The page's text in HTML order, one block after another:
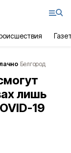
Белгород
лишь
19